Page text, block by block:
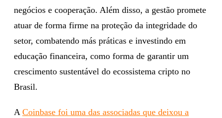
negócios e cooperação. Além disso, a gestão promete
atuar de forma firme na proteção da integridade do
setor, combatendo más práticas e investindo em
educação financeira, como forma de garantir um
crescimento sustentável do ecossistema cripto no
Brasil.
A Coinbase foi uma das associadas que deixou a